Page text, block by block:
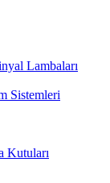
Lambaları
Sistemleri
Kutuları